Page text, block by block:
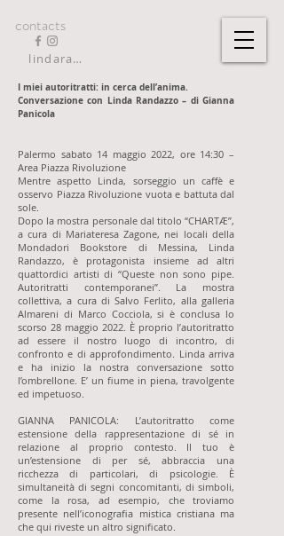
lindarandazzo9@gmail.com
contacts
I miei autoritratti: in cerca dell’anima.
Conversazione con Linda Randazzo – di Gianna
Panicola
Palermo sabato 14 maggio 2022, ore 14:30 –
Area Piazza Rivoluzione
Mentre aspetto Linda, sorseggio un caffè e
osservo Piazza Rivoluzione vuota e battuta dal
sole.
Dopo la mostra personale dal titolo “CHARTÆ”,
a cura di Mariateresa Zagone, nei locali della
Mondadori Bookstore di Messina, Linda
Randazzo, è protagonista insieme ad altri
quattordici artisti di “Queste non sono pipe.
Autoritratti contemporanei”. La mostra
collettiva, a cura di Salvo Ferlito, alla galleria
Almareni di Marco Cocciola, si è conclusa lo
scorso 28 maggio 2022. È proprio l’autoritratto
ad essere il nostro luogo di incontro, di
confronto e di approfondimento. Linda arriva
e ha inizio la nostra conversazione sotto
l’ombrellone. E’ un fiume in piena, travolgente
ed impetuoso.
GIANNA PANICOLA: L’autoritratto come
estensione della rappresentazione di sé in
relazione al proprio contesto. Il tuo è
un’estensione di per sé, abbraccia una
ricchezza di particolari, di psicologie. È
simultaneità di segni concomitanti, di simboli,
come la rosa, ad esempio, che troviamo
presente nell’iconografia mistica cristiana ma
che qui riveste un altro significato.